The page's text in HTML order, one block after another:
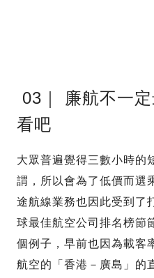
03｜ 廉航不一
看吧
大眾普遍覺得三數小時的
謂，所以會為了低價而選
途航線業務也因此受到了
球最佳航空公司排名榜節
個例子，早前也因為載客
航空的「香港－廣島」的